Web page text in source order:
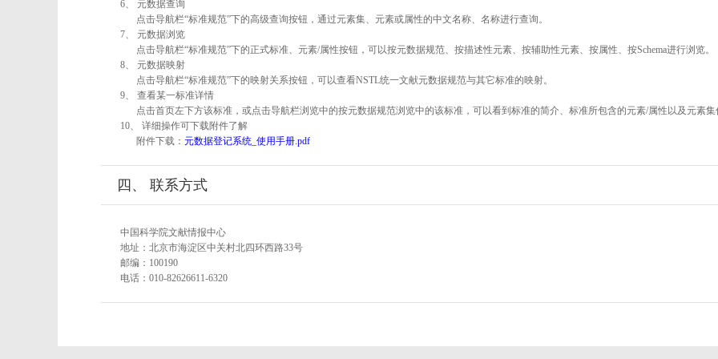
6、 元数据查询
点击导航栏“标准规范”下的高级查询按钮，通过元素集、元素或属性的中文名称、名称进行查询。
7、 元数据浏览
点击导航栏“标准规范”下的正式标准、元素/属性按钮，可以按元数据规范、按描述性元素、按辅助性元素、按属性、按Schema进行浏览。
8、 元数据映射
点击导航栏“标准规范”下的映射关系按钮，可以查看NSTL统一文献元数据规范与其它标准的映射。
9、 查看某一标准详情
点击首页左下方该标准，或点击导航栏浏览中的按元数据规范浏览中的该标准，可以看到标准的简介、标准所包含的元素/属性以及元素集
10、 详细操作可下载附件了解
附件下载： 元数据登记系统_使用手册.pdf
四、 联系方式
中国科学院文献情报中心
地址：北京市海淀区中关村北四环西路33号
邮编：100190
电话：010-82626611-6320